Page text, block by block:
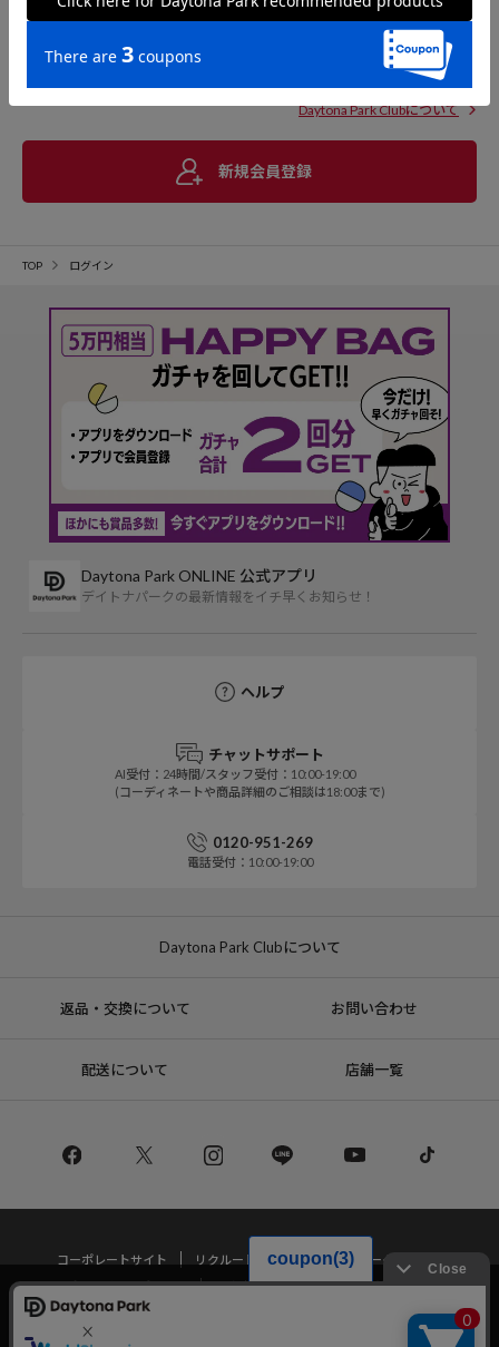
Daytona Park Clubについて
新規会員登録
TOP ログイン
Daytona Park ONLINE 公式アプリ
デイトナパークの最新情報をイチ早くお知らせ！
ヘルプ
チャットサポート
AI受付：24時間/スタッフ受付：10:00-19:00
(コーディネートや商品詳細のご相談は18:00まで)
0120-951-269
電話受付：10:00-19:00
Daytona Park Clubについて
返品・交換について お問い合わせ
配送について 店舗一覧
コーポレートサイト リクルート
サステナブルマークについて
プライバシーポリシー
特定商取引法・古物営業法に基づく表記
当サイトでは利用体験の向上およびコンテンツの最適な提供、トラフィック
の分析を目的としてCookieを使用しています。